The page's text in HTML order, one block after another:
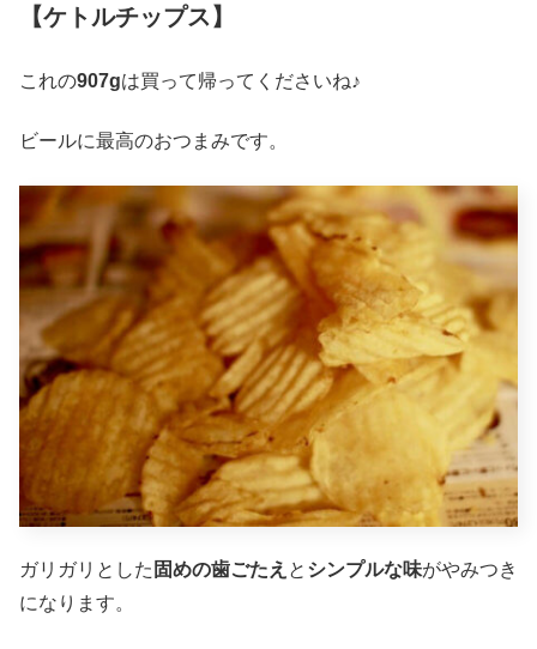
【ケトルチップス】
これの907gは買って帰ってくださいね♪
ビールに最高のおつまみです。
ガリガリとした 固めの歯ごたえ と シンプルな味がやみつき
になります。